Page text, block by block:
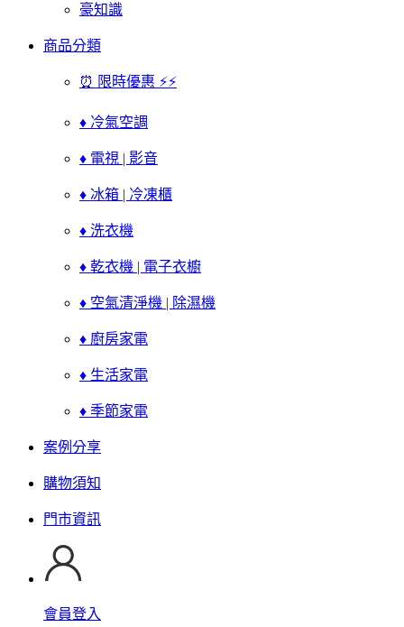
豪知識
商品分類
⏰ 限時優惠 ⚡⚡
♦ 冷氣空調
♦ 電視 | 影音
♦ 冰箱 | 冷凍櫃
♦ 洗衣機
♦ 乾衣機 | 電子衣櫥
♦ 空氣清淨機 | 除濕機
♦ 廚房家電
♦ 生活家電
♦ 季節家電
案例分享
購物須知
門市資訊
會員登入